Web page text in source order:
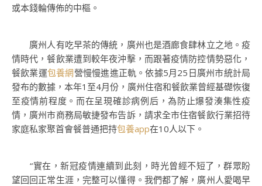
或本錢輪傳佈的中樞。
廣州人有吃早茶的傳統，廣州也是酒廊食肆林立之地。疫
情時代，餐飲業遭到較年夜沖擊，而跟著疫情防控情勢惡化，
餐飲業運包養網營慢慢進進正軌。依據5月25日廣州市統計局
發布的數據，本年1至4月份，廣州住宿和餐飲業曾經基礎恢復
至疫情前程度。而在呈現確診病例后，為防止爆發湊集性疫
情，廣州市商務局敏捷發布告訴，請求全市住宿餐飲行業招待
家庭私家聚首會餐普通把持包養app在10人以下。
“實在，新冠疫情連續到此刻，時光曾經不短了，群眾盼
望回回正常生涯，完整可以懂得。我們都了解，廣州人愛喝早